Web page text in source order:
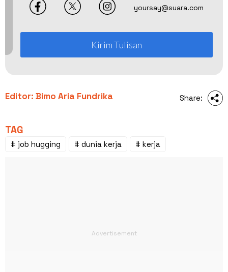
yoursay@suara.com
Kirim Tulisan
Editor: Bimo Aria Fundrika Share:
TAG
# job hugging # dunia kerja # kerja